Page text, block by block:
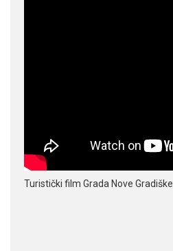
Turistički film Grada Nove Gradiške